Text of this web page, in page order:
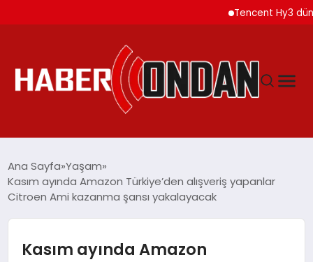
Tencent Hy3 dünya
SIYASET
DÜNYA
Ana Sayfa Yaşam
Kasım ayında Amazon Türkiye’den alışveriş yapanlar
Citroen Ami kazanma şansı yakalayacak
Kasım ayında Amazon